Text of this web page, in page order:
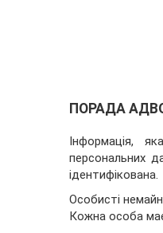
ПОРАДА
Інформація,
персональних
ідентифікована.
Особисті
Кожна особа